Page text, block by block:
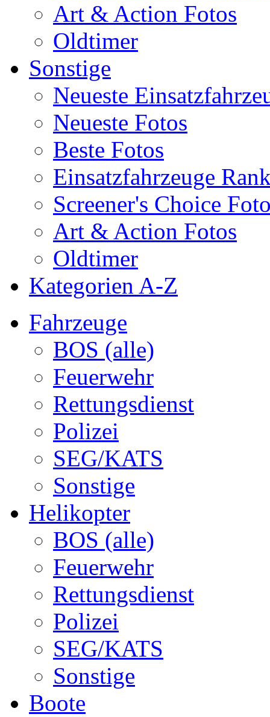
Art & Action Fotos
Oldtimer
Sonstige
Neueste
Neueste Fotos
Beste Fotos
Einsatzfahrzeuge
Screener's Choice
Art & Action Fotos
Oldtimer
Kategorien A-Z
Fahrzeuge
BOS (alle)
Feuerwehr
Rettungsdienst
Polizei
SEG/KATS
Sonstige
Helikopter
BOS (alle)
Feuerwehr
Rettungsdienst
Polizei
SEG/KATS
Sonstige
Boote